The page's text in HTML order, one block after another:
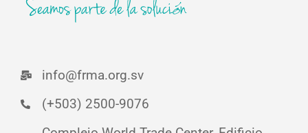
info@frma.org.sv
(+503) 2500-9076